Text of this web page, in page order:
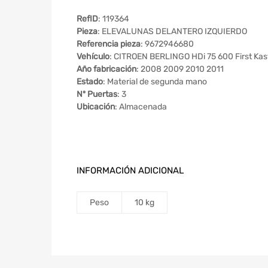
RefID: 119364
Pieza: ELEVALUNAS DELANTERO IZQUIERDO
Referencia pieza: 9672946680
Vehículo: CITROEN BERLINGO HDi 75 600 First
Año fabricación: 2008 2009 2010 2011
Estado: Material de segunda mano
Nº Puertas: 3
Ubicación: Almacenada
INFORMACIÓN ADICIONAL
Peso 10 kg